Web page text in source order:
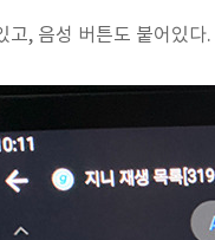
고, 음성 버튼도 붙어있